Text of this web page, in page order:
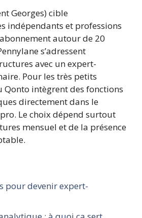
Georges) cible
indépendants et professions
autour de 20
s’adressent
avec un expert-
Pour les très petits
Qonto intègrent des fonctions
directement dans le
Le choix dépend surtout
mensuel et de la présence
pour devenir expert-